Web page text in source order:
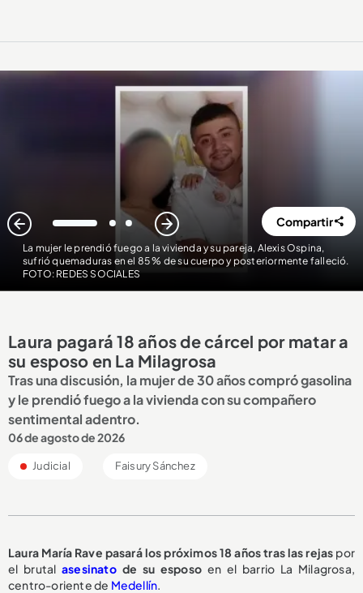
La mujer le prendió fuego a la vivienda y su pareja, Alexis Ospina,
sufrió quemaduras en el 85 % de su cuerpo y posteriormente falleció.
FOTO: REDES SOCIALES
1 2 3 Compartir
Laura pagará 18 años de cárcel por matar a
su esposo en La Milagrosa
Tras una discusión, la mujer de 30 años compró gasolina
y le prendió fuego a la vivienda con su compañero
sentimental adentro.
06 de agosto de 2026
Judicial Faisury Sánchez
Laura María Rave pasará lospróximos 18 añostras las rejas por
el brutalasesinatode su esposo en el barrio La Milagrosa,
centro-oriente de Medellín.